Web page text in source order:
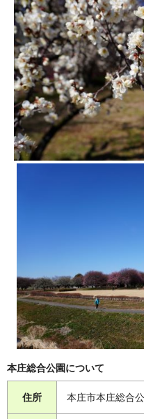
本庄総合公園について
住所 本庄市本庄総合